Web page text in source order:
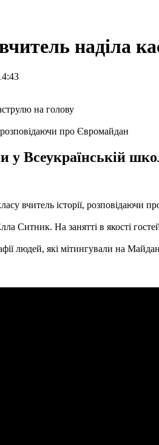
наділа
про Євромайдан
у Всеукраїнській
вчитель історії, розповідаючи
Ситник. На занятті в якості
людей, які мітингували на